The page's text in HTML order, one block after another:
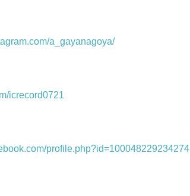
a_gayanagoya/
icrecord0721
profile.php?id=100048229234274